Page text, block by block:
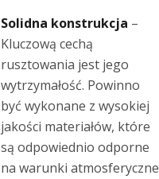
Solidna konstrukcja –
Kluczową cechą
rusztowania jest jego
wytrzymałość. Powinno
być wykonane z wysokiej
jakości materiałów, które
są odpowiednio odporne
na warunki atmosferyczne